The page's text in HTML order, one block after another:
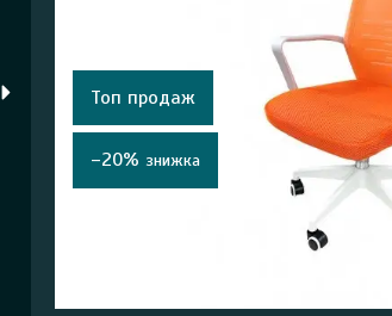
Топ продаж
–20%